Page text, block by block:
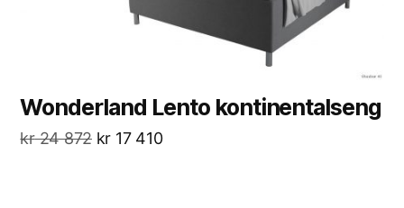
Wonderland Lento kontinentalseng
kr24 872 kr 17 410